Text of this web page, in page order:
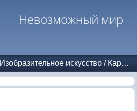
Невозможный мир
Изобразительное искусство / Карикатуры